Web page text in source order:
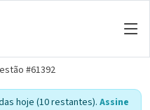
#61392
hoje (10 restantes). Assine